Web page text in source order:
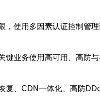
使用多因素认证控制管
业务使用高可用、高
复、CDN一体化、高防